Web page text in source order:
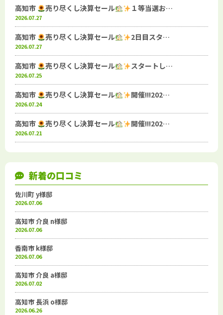
高知市 売り尽くし決算セール １等当選お…
2026.07.27
高知市 売り尽くし決算セール 2日目スタ…
2026.07.27
高知市 売り尽くし決算セール スタートし…
2026.07.25
高知市 売り尽くし決算セール 開催!!!202…
2026.07.24
高知市 売り尽くし決算セール 開催!!!202…
2026.07.21
新着の口コミ
佐川町 y様邸
2026.07.06
高知市 介良 n様邸
2026.07.06
香南市 k様邸
2026.07.06
高知市 介良 a様邸
2026.07.02
高知市 長浜 o様邸
2026.06.26